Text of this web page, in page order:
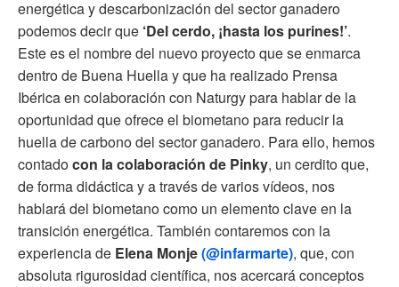
energética y descarbonización del sector ganadero
podemos decir que ‘Del cerdo, ¡hasta los purines!’.
Este es el nombre del nuevo proyecto que se enmarca
dentro de Buena Huella y que ha realizado Prensa
Ibérica en colaboración con Naturgy para hablar de la
oportunidad que ofrece el biometano para reducir la
huella de carbono del sector ganadero. Para ello, hemos
contadocon la colaboración de Pinky, un cerdito que,
de forma didáctica y a través de varios vídeos, nos
hablará del biometano como un elemento clave en la
transición energética. También contaremos con la
experiencia de Elena Monje(@infarmarte), que, con
absoluta rigurosidad científica, nos acercará conceptos